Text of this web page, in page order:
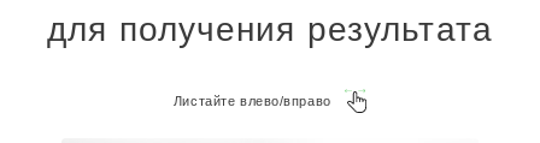
для получения результата
Листайте влево/вправо